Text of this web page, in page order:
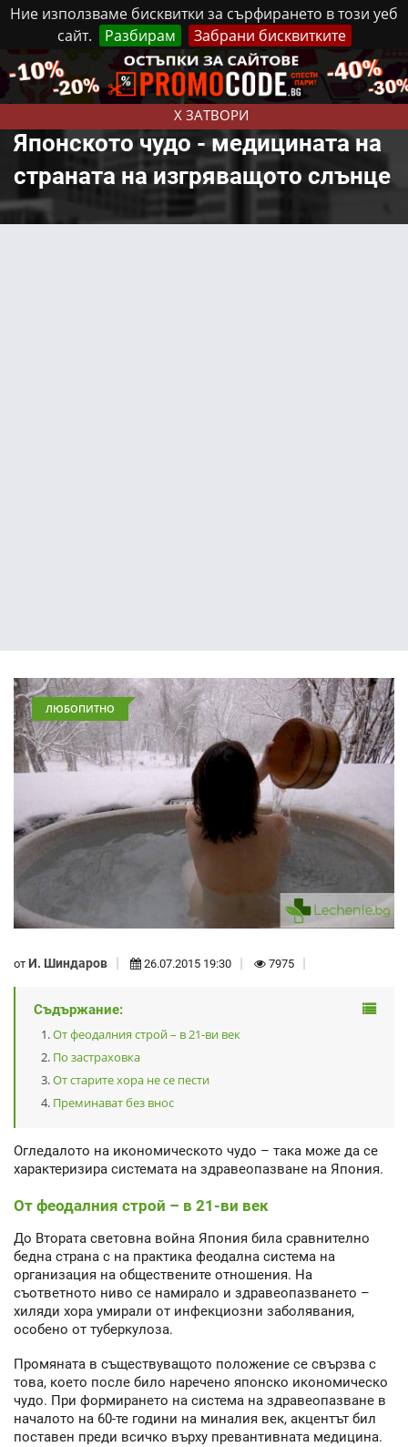
Ние използваме бисквитки за сърфирането в този уеб
сайт.
Разбирам Забрани бисквитките
X ЗАТВОРИ
Неделя, 9 Август, 2026 Реклама Контакти
Японското чудо - медицината на
страната на изгряващото слънце
ЛЮБОПИТНО
от И. Шиндаров 26.07.2015 19:30 7975
Съдържание:
От феодалния строй – в 21-ви век
По застраховка
От старите хора не се пести
Преминават без внос
Огледалото на икономическото чудо – така може да се
характеризира системата на здравеопазване на Япония.
От феодалния строй – в 21-ви век
До Втората световна война Япония била сравнително
бедна страна с на практика феодална система на
организация на обществените отношения. На
съответното ниво се намирало и здравеопазването –
хиляди хора умирали от инфекциозни заболявания,
особено от туберкулоза.
Промяната в съществуващото положение се свързва с
това, което после било наречено японско икономическо
чудо. При формирането на система на здравеопазване в
началото на 60-те години на миналия век, акцентът бил
поставен преди всичко върху превантивната медицина.